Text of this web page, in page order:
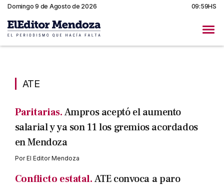
Domingo 9 de Agosto de 2026 09:59HS
ATE
Paritarias.Ampros aceptó el aumento
salarial y ya son 11 los gremios acordados
en Mendoza
PorEl Editor Mendoza
Conflicto estatal.ATE convoca a paro